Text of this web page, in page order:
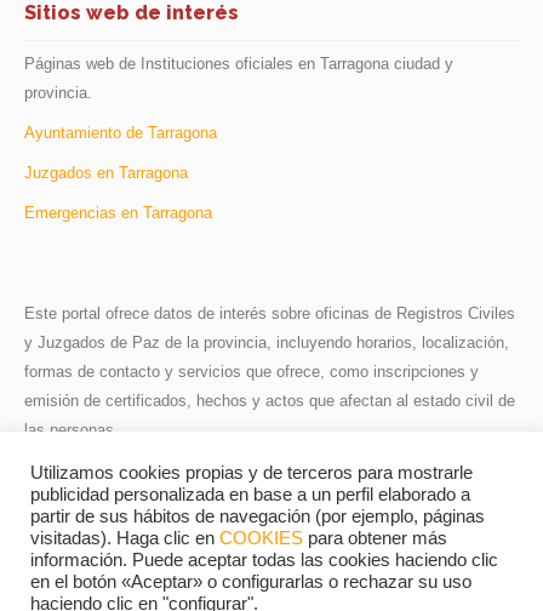
Sitios web de interés
Páginas web de Instituciones oficiales en Tarragona ciudad y
provincia.
Ayuntamiento de Tarragona
Juzgados en Tarragona
Emergencias en Tarragona
Este portal ofrece datos de interés sobre oficinas de Registros Civiles
y Juzgados de Paz de la provincia, incluyendo horarios, localización,
formas de contacto y servicios que ofrece, como inscripciones y
emisión de certificados, hechos y actos que afectan al estado civil de
las personas.
La información tiene carácter informativo y puede estar sujeta a
actualizaciones oficiales.
Utilizamos cookies propias y de terceros para mostrarle
publicidad personalizada en base a un perfil elaborado a
partir de sus hábitos de navegación (por ejemplo, páginas
visitadas). Haga clic en COOKIES para obtener más
información. Puede aceptar todas las cookies haciendo clic
en el botón «Aceptar» o configurarlas o rechazar su uso
haciendo clic en "configurar".